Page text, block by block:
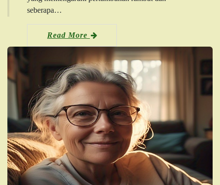
seberapa…
Read More